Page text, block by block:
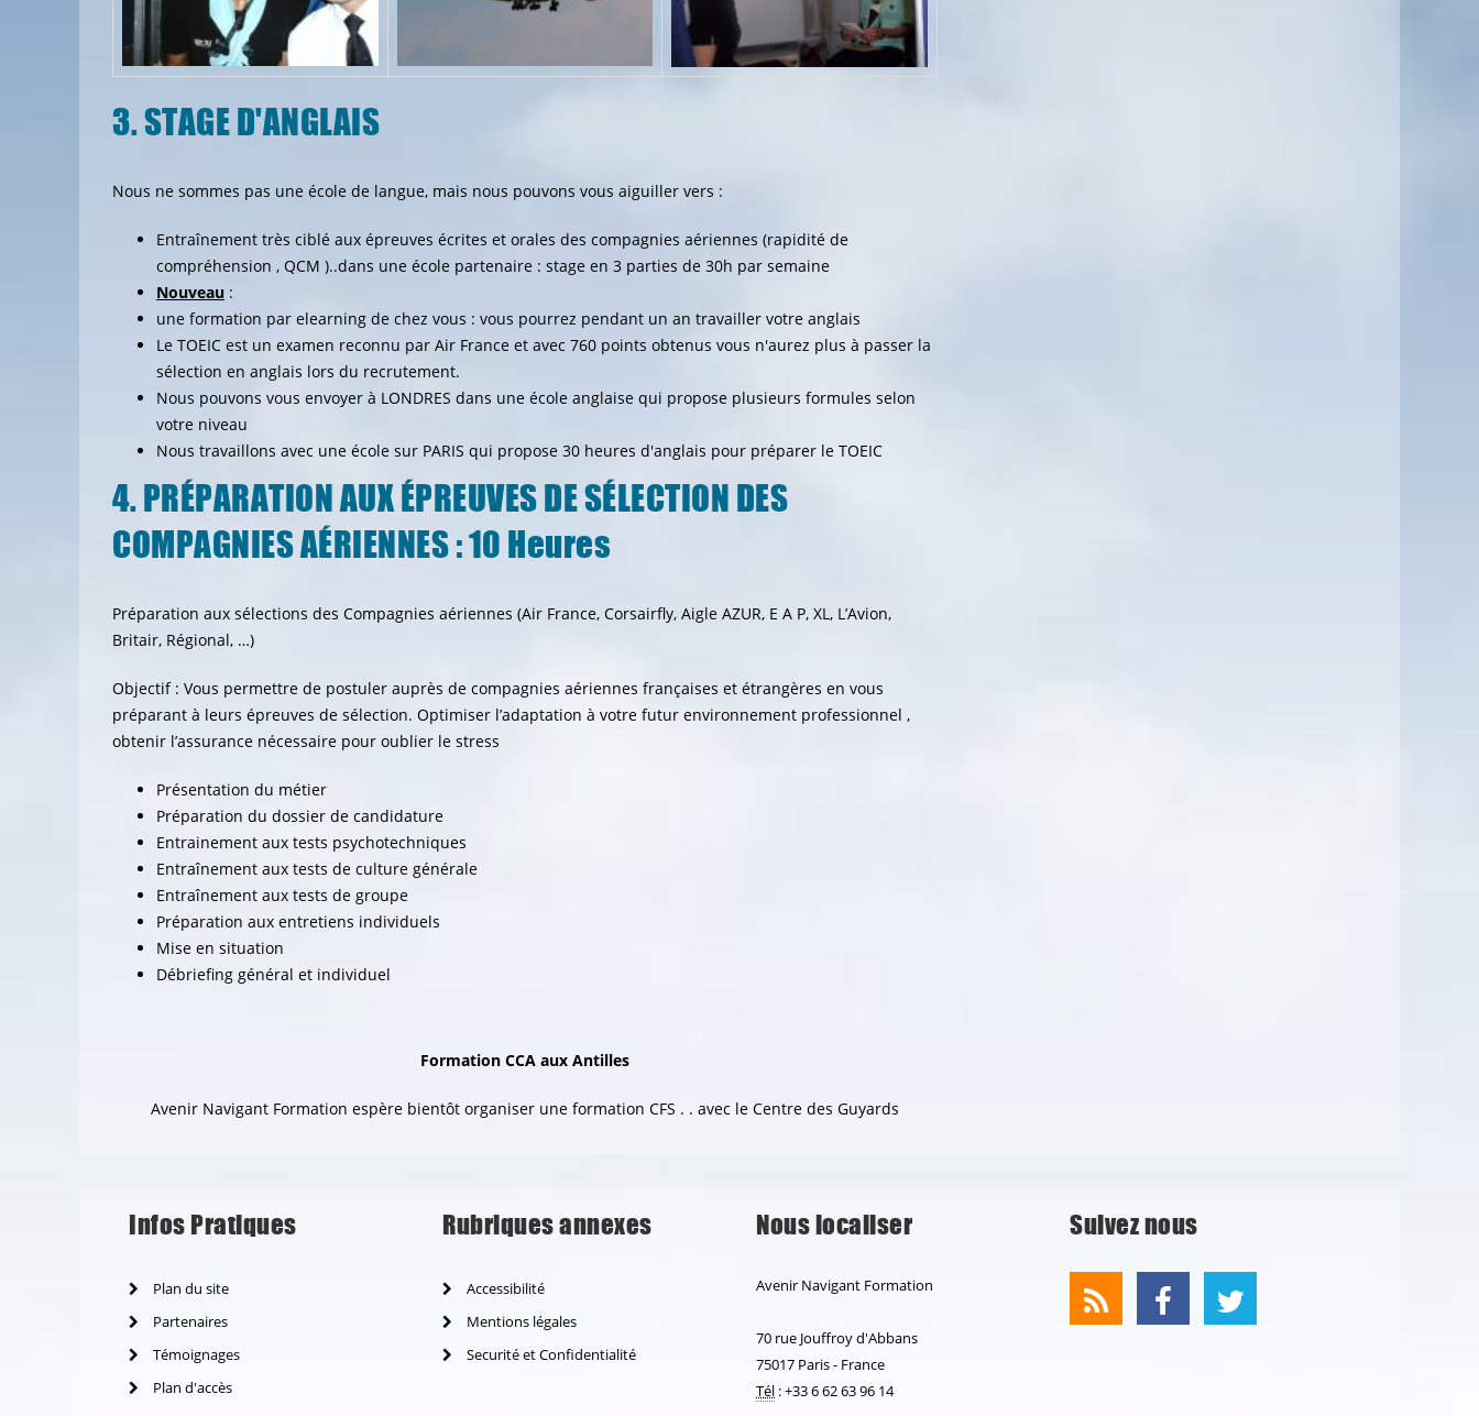
3. STAGE D'ANGLAIS
Nous ne sommes pas une école de langue, mais nous pouvons vous aiguiller vers :
Entraînement très ciblé aux épreuves écrites et orales des compagnies aériennes (rapidité de
compréhension , QCM )..dans une école partenaire : stage en 3 parties de 30h par semaine
Nouveau :
une formation par elearning de chez vous : vous pourrez pendant un an travailler votre anglais
Le TOEIC est un examen reconnu par Air France et avec 760 points obtenus vous n'aurez plus à passer la
sélection en anglais lors du recrutement.
Nous pouvons vous envoyer à LONDRES dans une école anglaise qui propose plusieurs formules selon
votre niveau
Nous travaillons avec une école sur PARIS qui propose 30 heures d'anglais pour préparer le TOEIC
4. PRÉPARATION AUX ÉPREUVES DE SÉLECTION DES
COMPAGNIES AÉRIENNES : 10 Heures
Préparation aux sélections des Compagnies aériennes (Air France, Corsairfly, Aigle AZUR, E A P, XL, L’Avion,
Britair, Régional, …)
Objectif : Vous permettre de postuler auprès de compagnies aériennes françaises et étrangères en vous
préparant à leurs épreuves de sélection. Optimiser l’adaptation à votre futur environnement professionnel ,
obtenir l’assurance nécessaire pour oublier le stress
Présentation du métier
Préparation du dossier de candidature
Entrainement aux tests psychotechniques
Entraînement aux tests de culture générale
Entraînement aux tests de groupe
Préparation aux entretiens individuels
Mise en situation
Débriefing général et individuel
Formation CCA aux Antilles
Avenir Navigant Formation espère bientôt organiser une formation CFS . . avec le Centre des Guyards
Infos Pratiques
Plan du site
Partenaires
Témoignages
Plan d'accès
Rubriques annexes
Accessibilité
Mentions légales
Securité et Confidentialité
Nous localiser
Avenir Navigant Formation
70 rue Jouffroy d'Abbans
75017 Paris - France
Tél : +33 6 62 63 96 14
Suivez nous